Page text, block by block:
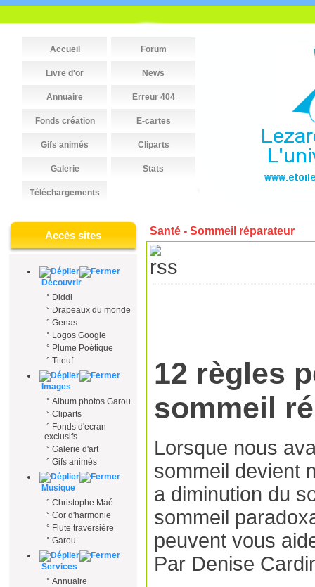
Accueil Forum
Livre d'or News
Annuaire Erreur 404
Fonds création E-cartes
Gifs animés Cliparts
Galerie Stats
Téléchargements
Accès sites
Découvrir
° Diddl
° Drapeaux du monde
° Genas
° Logos Google
° Plume Poétique
° Titeuf
Images
° Album photos Garou
° Cliparts
° Fonds d'ecran
exclusifs
° Galerie d'art
° Gifs animés
Musique
° Christophe Maé
° Cor d'harmonie
° Flute traversière
° Garou
Services
° Annuaire
Santé - Sommeil réparateur
12 règles
sommeil
Lorsque nous
sommeil devient
a diminution du
sommeil
peuvent vous
Par Denise